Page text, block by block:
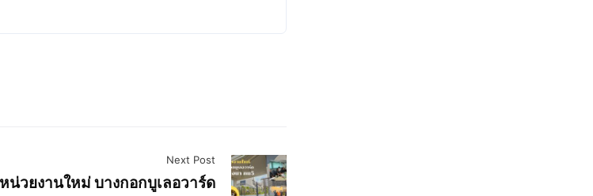
Next Post
น่วยงานใหม่ บางกอกบูเลอวาร์ด